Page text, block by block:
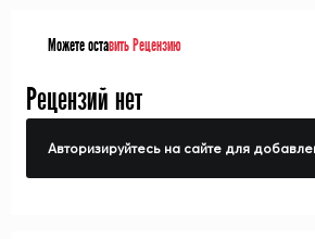
Можете оставить Рецензию
Рецензий нет
Авторизируйтесь на сайте для